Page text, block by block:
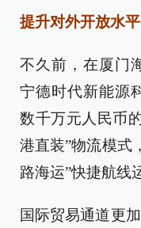
提升对外开放水平
不久前，在厦门
宁德时代新能源
数千万元人民币
港直装”物流模式
路海运”快捷航线
国际贸易通道更